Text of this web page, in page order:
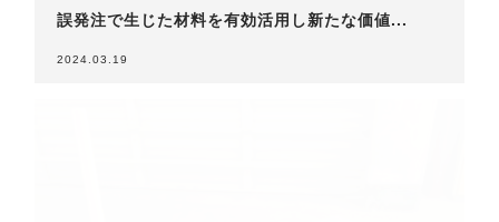
誤発注で生じた材料を有効活用し新たな価値...
2024.03.19